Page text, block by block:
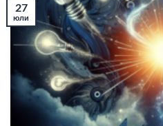
27
юли